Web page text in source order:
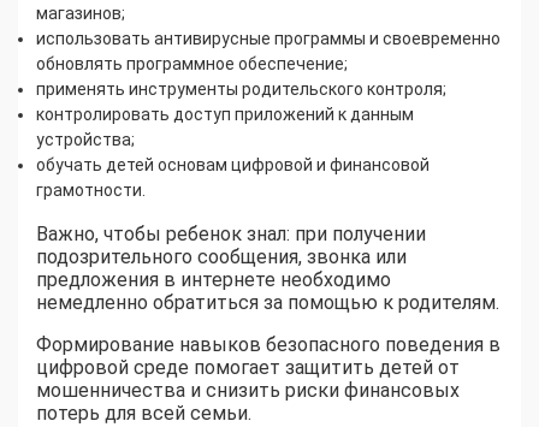
магазинов;
использовать антивирусные программы и своевременно
обновлять программное обеспечение;
применять инструменты родительского контроля;
контролировать доступ приложений к данным
устройства;
обучать детей основам цифровой и финансовой
грамотности.
Важно, чтобы ребенок знал: при получении
подозрительного сообщения, звонка или
предложения в интернете необходимо
немедленно обратиться за помощью к родителям.
Формирование навыков безопасного поведения в
цифровой среде помогает защитить детей от
мошенничества и снизить риски финансовых
потерь для всей семьи.